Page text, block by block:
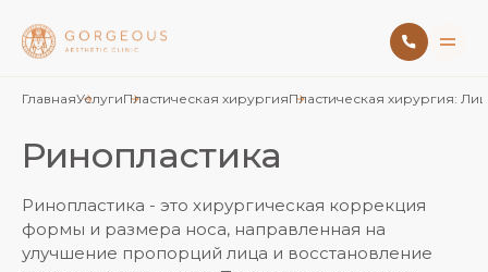
ГлавнаяУслугиПластическая хирургияПластическая хирургия:
Ринопластика
Ринопластика - это хирургическая коррекция
формы и размера носа, направленная на
улучшение пропорций лица и восстановление